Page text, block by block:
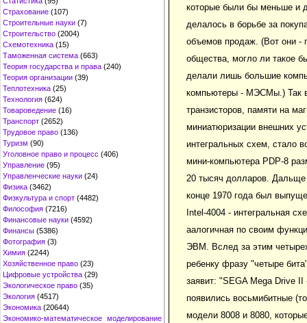
Страхование (107)
Строительные науки (7)
Строительство (2004)
Схемотехника (15)
Таможенная система (663)
Теория государства и права (240)
Теория организации (39)
Теплотехника (25)
Технология (624)
Товароведение (16)
Транспорт (2652)
Трудовое право (136)
Туризм (90)
Уголовное право и процесс (406)
Управление (95)
Управленческие науки (24)
Физика (3462)
Физкультура и спорт (4482)
Философия (7216)
Финансовые науки (4592)
Финансы (5386)
Фотография (3)
Химия (2244)
Хозяйственное право (23)
Цифровые устройства (29)
Экологическое право (35)
Экология (4517)
Экономика (20644)
Экономико-математическое моделирование
которые были бы меньше и
делалось в борьбе за
объемов продаж. (Вот они -
общества, могло ли такое
делали лишь большие
компьютеры - МЭСМы.) Так
транзисторов, памяти на
миниатюризации внешних
интегральных схем, стало
мини-компьютера PDP-8
20 тысяч долларов.
конце 1970 года был
Intel-4004 - интегральная
аалогичная по своим
ЭВМ. Вслед за этим
ребенку фразу "четыре
заявит: "SEGA Mega Drive
появились восьмибитные
модели 8008 и 8080,